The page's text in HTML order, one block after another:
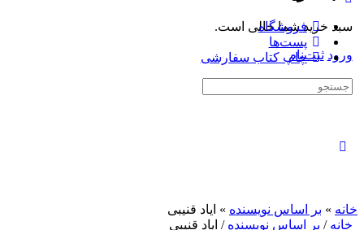
سبد خرید شما خالی است.
ورود ثبت‌نام
فروشگاه
پست‌ها
چاپ کتاب سفارشی
جستجوی:
خانه » بر اساس نویسنده » ایاد قنیبی
خانه / بر اساس نویسنده / ایاد قنیبی